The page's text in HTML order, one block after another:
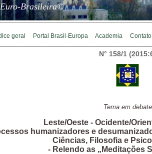
Euro-Brasileira©
geral Portal Brasil-Europa Academia Contato
N° 158/1
Tema em debate
Leste/Oeste - Ocidente/
humanizadores e
Ciências, Filosofia e
- Relendo as „Meditações